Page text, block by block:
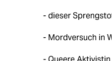
- dieser
- Mordversuch in